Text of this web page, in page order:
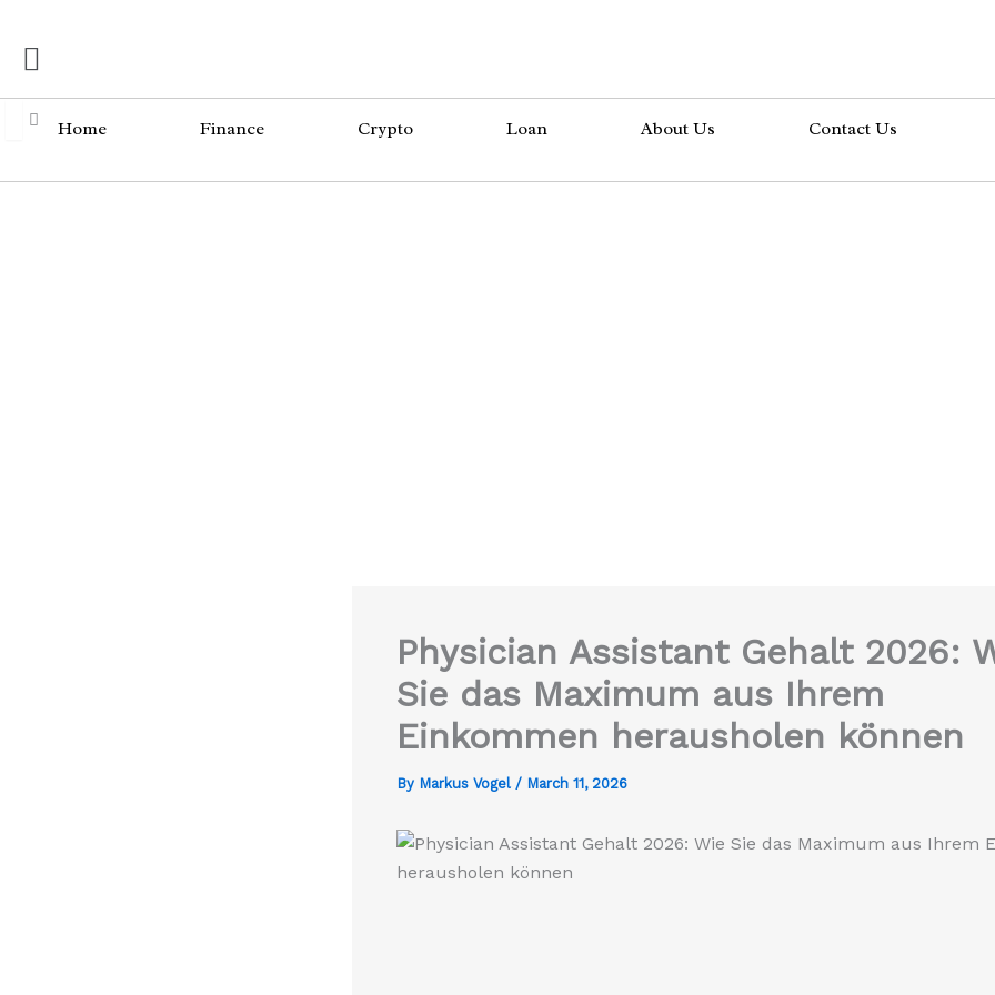
content
Menü
Home Finance Crypto Loan About Us Contact Us
Physician Assistant Gehalt 2026:
Sie das Maximum aus Ihrem
Einkommen herausholen können
By Markus Vogel / March 11, 2026